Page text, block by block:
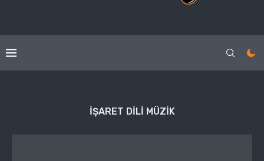
IŞARET DILI MÜZIK